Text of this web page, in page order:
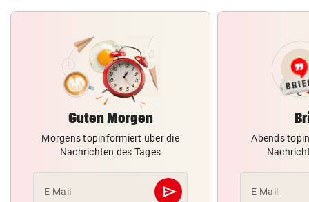
Guten Morgen
Morgens topinformiert über die
Nachrichten des Tages
E-Mail send
Abschicken
Abends
E-Mail